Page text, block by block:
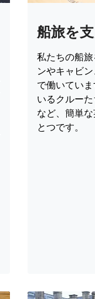
船旅を
私たちの船
ンやキャビ
で働いてい
いるクルー
など、簡単
とつです。